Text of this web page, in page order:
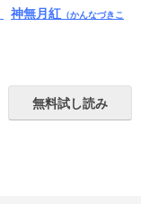
神無月紅 （かんなづきこ
無料試し読み